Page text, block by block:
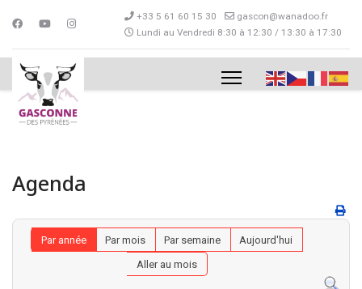
+33 5 61 60 15 30
gascon@wanadoo.fr
Lundi au Vendredi 8:30 à 12:30 / 13:30 à 17:30
Agenda
Par année Par mois Par semaine
Aujourd'hui
Aller au mois